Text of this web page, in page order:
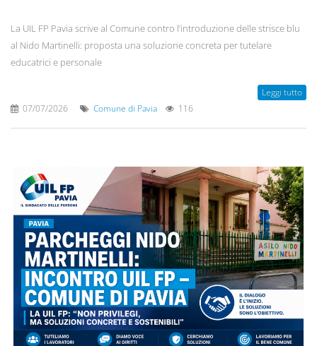
La UIL FP Pavia scrive al Comune contro l’introduzione delle strisce blu
al Nido Martinelli: proposta una soluzione concreta per tutelare
educatrici e personale
Leggi tutto
07/07/2026 Comune di Pavia 116